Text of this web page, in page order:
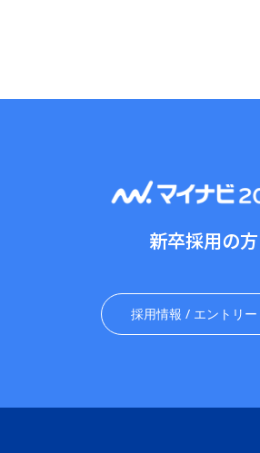
新卒採用の方
採用情報 / エントリー